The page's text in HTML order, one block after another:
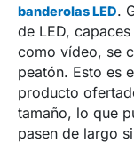
banderolas LED.
de LED,
como vídeo, se
peatón. Esto es
producto
tamaño, lo que
pasen de largo